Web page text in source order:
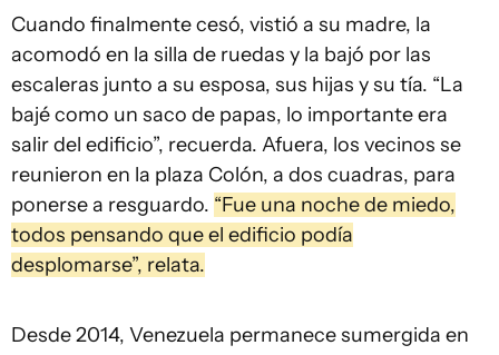
Cuando finalmente cesó, vistió a su madre, la
acomodó en la silla de ruedas y la bajó por las
escaleras junto a su esposa, sus hijas y su tía. “La
bajé como un saco de papas, lo importante era
salir del edificio”, recuerda. Afuera, los vecinos se
reunieron en la plaza Colón, a dos cuadras, para
ponerse a resguardo. “Fue una noche de miedo,
todos pensando que el edificio podía
desplomarse”, relata.
Desde 2014, Venezuela permanece sumergida en